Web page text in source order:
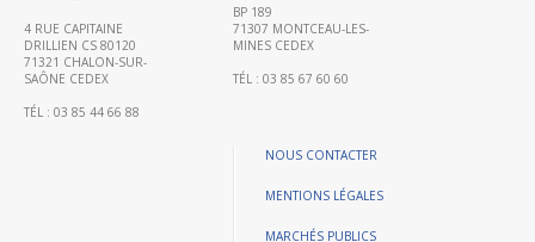
HAS
Démarche
Qualité
4 RUE CAPITAINE
DRILLIEN CS 80120
71321 CHALON-SUR-
SAÔNE CEDEX
TÉL : 03 85 44 66 88
BP 189
71307 MONTCEAU-LES-
MINES CEDEX
TÉL : 03 85 67 60 60
NOUS CONTACTER
MENTIONS LÉGALES
MARCHÉS PUBLICS